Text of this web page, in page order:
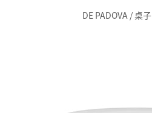
DE PADOVA / 桌子